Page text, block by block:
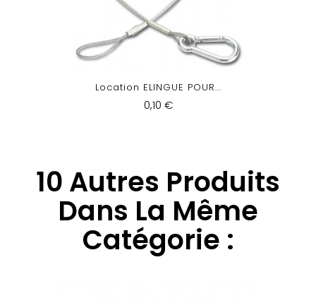
Location ELINGUE POUR...
0,10 €
10 Autres Produits
Dans La Même
Catégorie :